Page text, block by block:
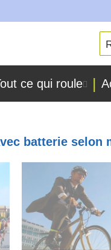
ce qui roule
batterie selon